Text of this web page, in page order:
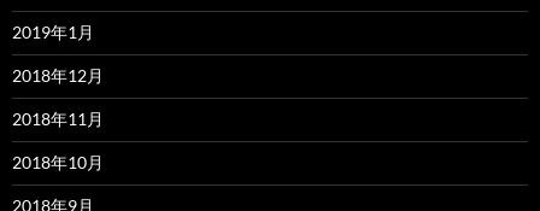
2019年1月
2018年12月
2018年11月
2018年10月
2018年9月